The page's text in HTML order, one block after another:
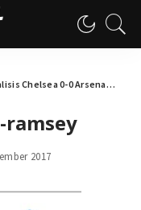
Chelsea 0-0 Arsenal >
ramsey
2017